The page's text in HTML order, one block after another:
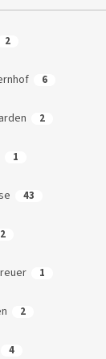
2
6
2
1
43
2
1
2
4